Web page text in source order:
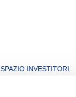
SPAZIO INVESTITORI